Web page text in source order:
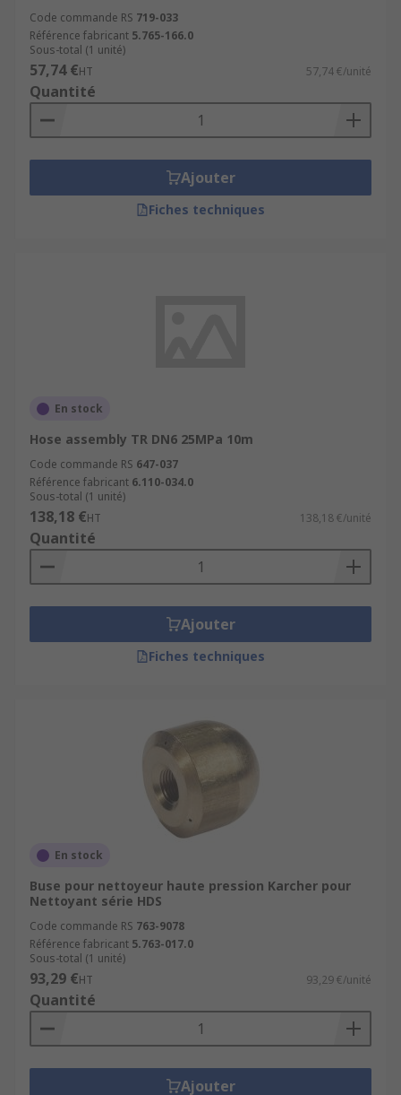
Code commande RS 719-033
Référence fabricant 5.765-166.0
Sous-total (1 unité)
57,74 €HT 57,74 €/unité
Quantité
Ajouter
Fiches techniques
En stock
Hose assembly TR DN6 25MPa 10m
Code commande RS 647-037
Référence fabricant 6.110-034.0
Sous-total (1 unité)
138,18 €HT 138,18 €/unité
Quantité
Ajouter
Fiches techniques
En stock
Buse pour nettoyeur haute pression Karcher pour
Nettoyant série HDS
Code commande RS 763-9078
Référence fabricant 5.763-017.0
Sous-total (1 unité)
93,29 €HT 93,29 €/unité
Quantité
Ajouter